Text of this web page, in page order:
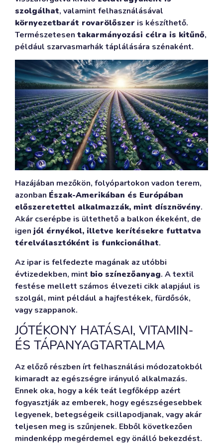
szolgálhat, valamint felhasználásával
környezetbarát rovarölőszer is készíthető.
Természetesen takarmányozási célra is kitűnő,
például szarvasmarhák táplálására szénaként.
Hazájában mezőkön, folyópartokon vadon terem,
azonban Észak-Amerikában és Európában
előszeretettel alkalmazzák, mint dísznövény.
Akár cserépbe is ültethető a balkon ékeként, de
igenjól érnyékol, illetve kerítésekre futtatva
térelválasztóként is funkcionálhat.
Az ipar is felfedezte magának az utóbbi
évtizedekben, mint bio színezőanyag. A textil
festése mellett számos élvezeti cikk alapjául is
szolgál, mint például a hajfestékek, fürdősók,
vagy szappanok.
JÓTÉKONY HATÁSAI, VITAMIN-
ÉS TÁPANYAGTARTALMA
Az előző részben írt felhasználási módozatokból
kimaradt az egészségre irányuló alkalmazás.
Ennek oka, hogy a kék teát legfőképp azért
fogyasztják az emberek, hogy egészségesebbek
legyenek, betegségeik csillapodjanak, vagy akár
teljesen meg is szűnjenek. Ebből következően
mindenképp megérdemel egy önálló bekezdést.